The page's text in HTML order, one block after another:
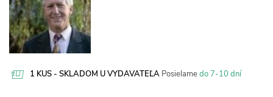
1 KUS - SKLADOM U VYDAVATEĽA Posielamedo 7-10 dní